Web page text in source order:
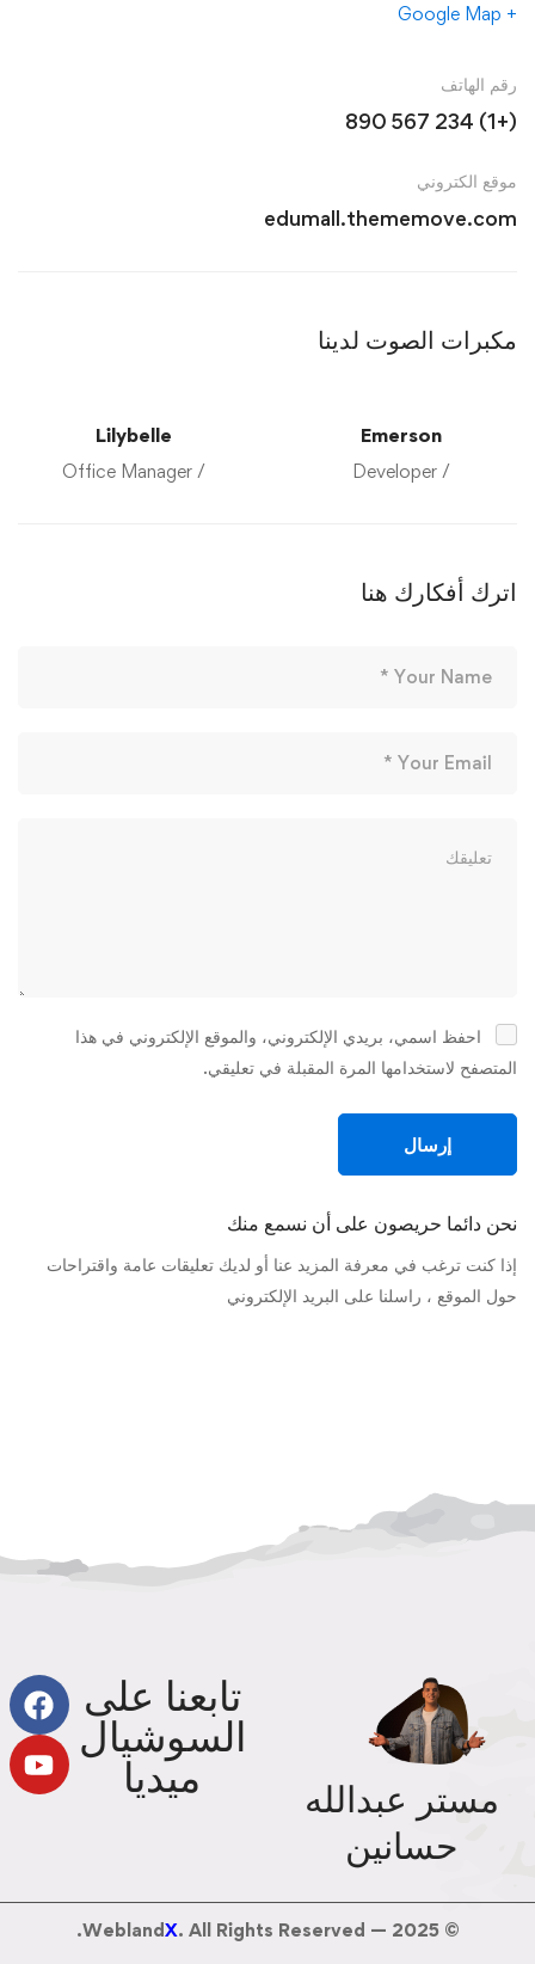
+ Google Map
رقم الهاتف
(+1) 234 567 890
موقع الكتروني
edumall.thememove.com
مكبرات الصوت لدينا
Emerson
/ Developer
Lilybelle
/ Office Manager
اترك أفكارك هنا
احفظ اسمي، بريدي الإلكتروني، والموقع الإلكتروني في هذا
المتصفح لاستخدامها المرة المقبلة في تعليقي.
نحن دائما حريصون على أن نسمع منك
إذا كنت ترغب في معرفة المزيد عنا أو لديك تعليقات عامة واقتراحات
حول الموقع ، راسلنا على البريد الإلكتروني
تابعنا على
السوشيال
ميديا
مستر عبدالله
حسانين
© 2025 —
WeblandX. All Rights Reserved.